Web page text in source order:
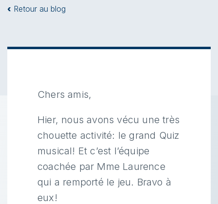
‹ Retour au blog
Chers amis,
Hier, nous avons vécu une très
chouette activité: le grand Quiz
musical! Et c’est l’équipe
coachée par Mme Laurence
qui a remporté le jeu. Bravo à
eux!